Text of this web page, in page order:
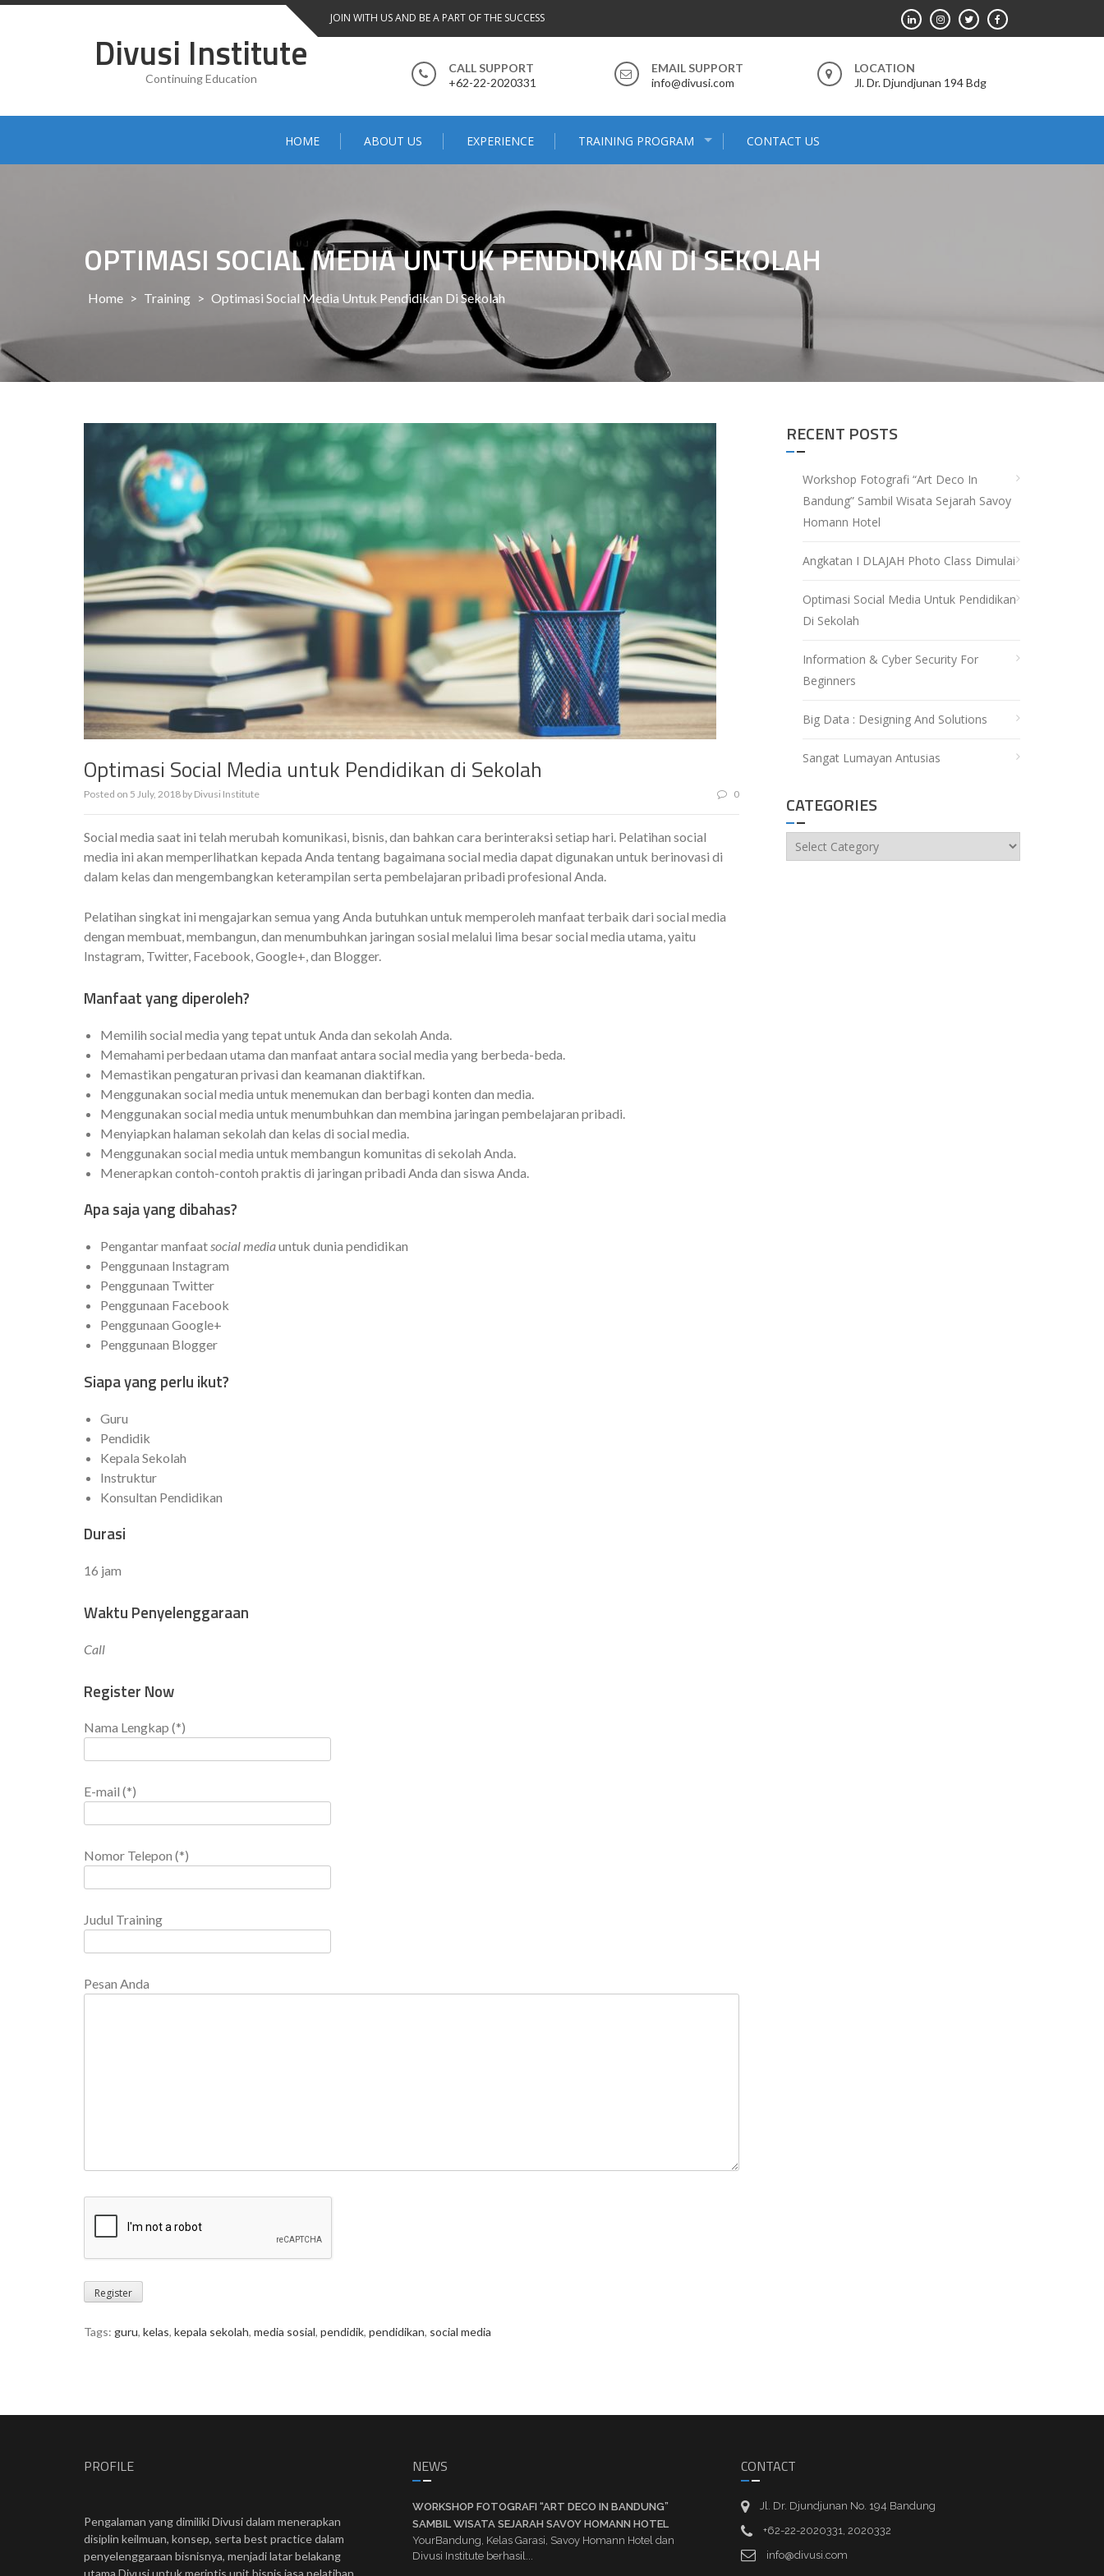
Skip
JOIN WITH US AND BE A PART OF THE SUCCESS
Divusi Institute
Continuing Education
CALL SUPPORT
+62-22-2020331
EMAIL SUPPORT
info@divusi.com
LOCATION
Jl. Dr. Djundjunan 194 Bdg
HOME ABOUT US EXPERIENCE TRAINING PROGRAM CONTACT US
OPTIMASI SOCIAL MEDIA UNTUK PENDIDIKAN DI SEKOLAH
Home > Training > Optimasi Social Media Untuk Pendidikan Di Sekolah
Optimasi Social Media untuk Pendidikan di Sekolah
Posted on 5 July, 2018 by Divusi Institute 0
Social media saat ini telah merubah komunikasi, bisnis, dan bahkan cara berinteraksi setiap hari. Pelatihan social
media ini akan memperlihatkan kepada Anda tentang bagaimana social media dapat digunakan untuk berinovasi di
dalam kelas dan mengembangkan keterampilan serta pembelajaran pribadi profesional Anda.
Pelatihan singkat ini mengajarkan semua yang Anda butuhkan untuk memperoleh manfaat terbaik dari social media
dengan membuat, membangun, dan menumbuhkan jaringan sosial melalui lima besar social media utama, yaitu
Instagram, Twitter, Facebook, Google+, dan Blogger.
Manfaat yang diperoleh?
Memilih social media yang tepat untuk Anda dan sekolah Anda.
Memahami perbedaan utama dan manfaat antara social media yang berbeda-beda.
Memastikan pengaturan privasi dan keamanan diaktifkan.
Menggunakan social media untuk menemukan dan berbagi konten dan media.
Menggunakan social media untuk menumbuhkan dan membina jaringan pembelajaran pribadi.
Menyiapkan halaman sekolah dan kelas di social media.
Menggunakan social media untuk membangun komunitas di sekolah Anda.
Menerapkan contoh-contoh praktis di jaringan pribadi Anda dan siswa Anda.
Apa saja yang dibahas?
Pengantar manfaatsocial mediauntuk dunia pendidikan
Penggunaan Instagram
Penggunaan Twitter
Penggunaan Facebook
Penggunaan Google+
Penggunaan Blogger
Siapa yang perlu ikut?
Guru
Pendidik
Kepala Sekolah
Instruktur
Konsultan Pendidikan
Durasi
16 jam
Waktu Penyelenggaraan
Call
Register Now
Nama Lengkap (*)
E-mail (*)
Nomor Telepon (*)
Judul Training
Pesan Anda
Tags: guru, kelas, kepala sekolah, media sosial, pendidik, pendidikan, social media
RECENT POSTS
Workshop Fotografi “Art Deco In
Bandung” Sambil Wisata Sejarah Savoy
Homann Hotel
Angkatan I DLAJAH Photo Class Dimulai
Optimasi Social Media Untuk Pendidikan
Di Sekolah
Information & Cyber Security For
Beginners
Big Data : Designing And Solutions
Sangat Lumayan Antusias
CATEGORIES
Categories
PROFILE
Pengalaman yang dimiliki Divusi dalam menerapkan
disiplin keilmuan, konsep, serta best practice dalam
penyelenggaraan bisnisnya, menjadi latar belakang
NEWS
WORKSHOP FOTOGRAFI “ART DECO IN BANDUNG”
SAMBIL WISATA SEJARAH SAVOY HOMANN HOTEL
YourBandung, Kelas Garasi, Savoy Homann Hotel dan
Divusi Institute berhasil...
CONTACT
Jl. Dr. Djundjunan No. 194 Bandung
+62-22-2020331, 2020332
info@divusi.com